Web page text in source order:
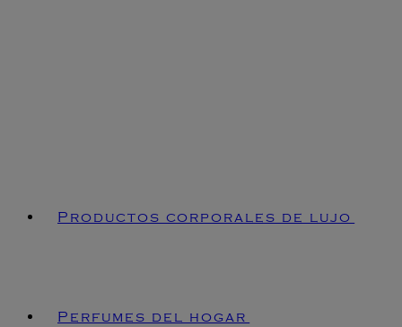
Productos corporales de lujo
Perfumes del hogar